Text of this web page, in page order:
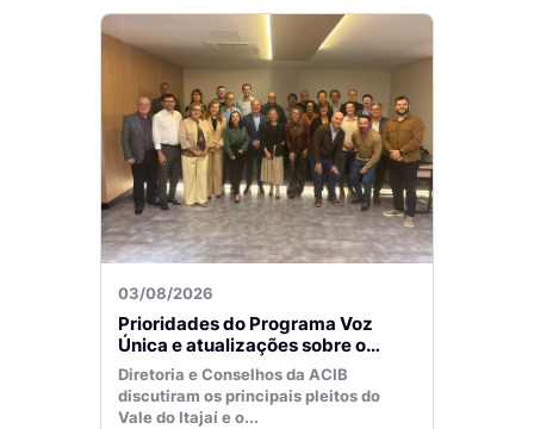
03/08/2026
Prioridades do Programa Voz
Única e atualizações sobre o
Aeroporto de Navegantes são
temas de reunião na ACIB
Diretoria e Conselhos da ACIB
discutiram os principais pleitos do
Vale do Itajaí e o...